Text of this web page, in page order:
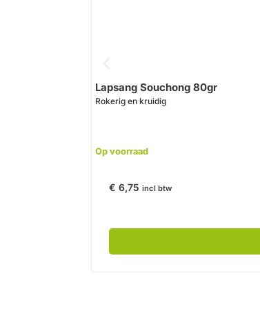
Lapsang Souchong 80gr
Rokerig en kruidig
Op voorraad
€ 6,75 incl btw